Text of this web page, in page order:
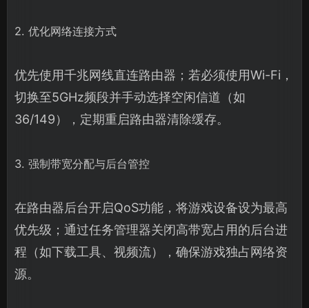
2. 优化网络连接方式
优先使用千兆网线直连路由器；若必须使用Wi-Fi，
切换至5GHz频段并手动选择空闲信道（如
36/149），定期重启路由器清除缓存。
3. 强制带宽分配与后台管控
在路由器后台开启QoS功能，将游戏设备设为最高
优先级；通过任务管理器关闭高带宽占用的后台进
程（如下载工具、视频流），确保游戏独占网络资
源。